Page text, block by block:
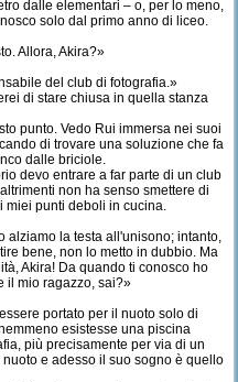
dalle elementari – o, per lo meno,
solo dal primo anno di liceo.
Allora, Akira?»
del club di fotografia.»
di stare chiusa in quella stanza
punto. Vedo Rui immersa nei suoi
di trovare una soluzione che fa
dalle briciole.
devo entrare a far parte di un club
non ha senso smettere di
miei punti deboli in cucina.
alziamo la testa all'unisono; intanto,
bene, non lo metto in dubbio. Ma
Akira! Da quando ti conosco ho
il mio ragazzo, sai?»
portato per il nuoto solo di
esistesse una piscina
più precisamente per via di un
e adesso il suo sogno è quello